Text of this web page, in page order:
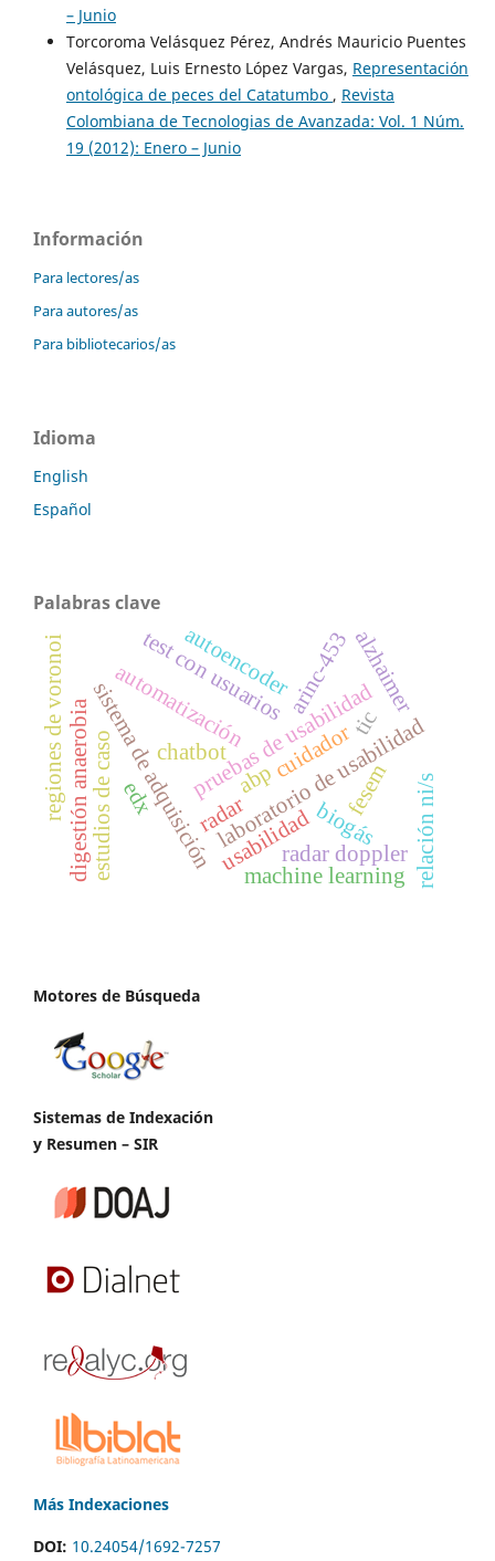
– Junio
Torcoroma Velásquez Pérez, Andrés Mauricio Puentes
Velásquez, Luis Ernesto López Vargas, Representación
ontológica de peces del Catatumbo , Revista
Colombiana de Tecnologias de Avanzada: Vol. 1 Núm.
19 (2012): Enero – Junio
Información
Para lectores/as
Para autores/as
Para bibliotecarios/as
Idioma
English
Español
Palabras clave
laboratorio de usabilidad
pruebas de usabilidad
test con usuarios
usabilidad
sistema de adquisición
digestión anaerobia automatización
biogás
autoencoder
machine learning
regiones de voronoi abp
estudios de caso fesem
edx relación ni/s
chatbot
alzhaimer
cuidadortic
radar
arinc-453
radar doppler
Motores de Búsqueda
Sistemas de Indexación
y Resumen – SIR
Más Indexaciones
DOI: 10.24054/1692-7257